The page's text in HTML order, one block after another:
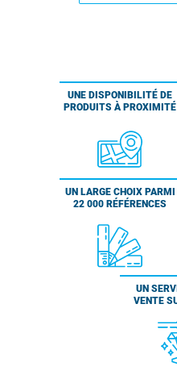
UNE DISPONIBILITÉ DE
PRODUITS À PROXIMITÉ
UN LARGE CHOIX PARMI
22 000 RÉFÉRENCES
UN
VENTE